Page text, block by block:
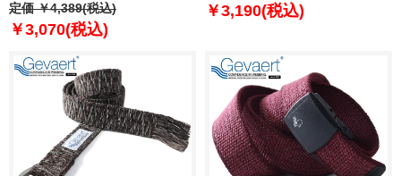
グ ベルト ロングサイズ azbl-
239006
定価 ￥4,389(税込)
￥3,070(税込)
￥3,190(税込)